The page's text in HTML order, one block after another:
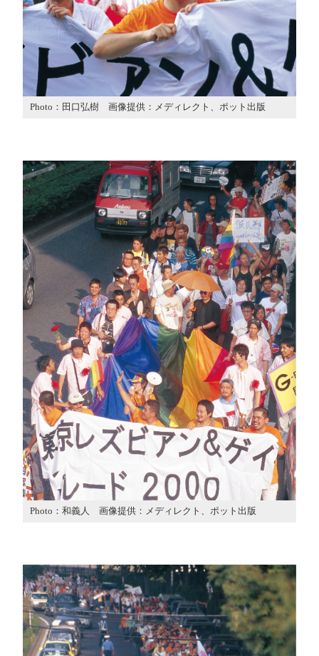
Photo：田口弘樹 画像提供：メディレクト、ポット出版
Photo：和義人 画像提供：メディレクト、ポット出版